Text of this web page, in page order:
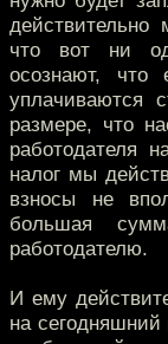
действительно
что вот ни
осознают,
уплачиваются
размере, что
работодателя
налог мы
взносы не
большая
работодателю.
И ему
на